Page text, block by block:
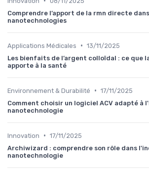
Comprendre l’apport de la rmn directe
nanotechnologies
Applications Médicales • 13/11/2025
Les bienfaits de l’argent colloïdal : ce que
apporte à la santé
Environnement & Durabilité • 17/11/2025
Comment choisir un logiciel ACV adapté à
nanotechnologie
Innovation • 17/11/2025
Archiwizard : comprendre son rôle dans
nanotechnologie